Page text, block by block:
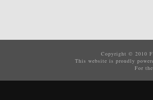
Copyright © 2010
This website is proudly
For